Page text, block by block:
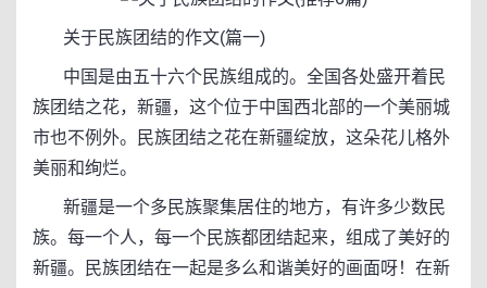
关于民族团结的作文(篇一)
中国是由五十六个民族组成的。全国各处盛开着民
族团结之花，新疆，这个位于中国西北部的一个美丽城
市也不例外。民族团结之花在新疆绽放，这朵花儿格外
美丽和绚烂。
新疆是一个多民族聚集居住的地方，有许多少数民
族。每一个人，每一个民族都团结起来，组成了美好的
新疆。民族团结在一起是多么和谐美好的画面呀！在新